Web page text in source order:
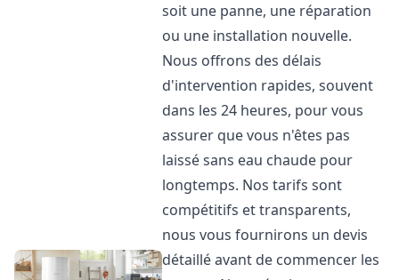
soit une panne, une réparation
ou une installation nouvelle.
Nous offrons des délais
d'intervention rapides, souvent
dans les 24 heures, pour vous
assurer que vous n'êtes pas
laissé sans eau chaude pour
longtemps. Nos tarifs sont
compétitifs et transparents,
nous vous fournirons un devis
détaillé avant de commencer les